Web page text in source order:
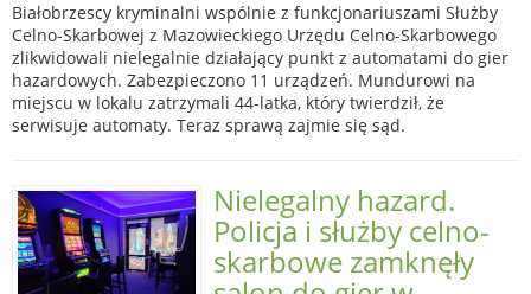
Białobrzescy kryminalni wspólnie z funkcjonariuszami Służby
Celno-Skarbowej z Mazowieckiego Urzędu Celno-Skarbowego
zlikwidowali nielegalnie działający punkt z automatami do gier
hazardowych. Zabezpieczono 11 urządzeń. Mundurowi na
miejscu w lokalu zatrzymali 44-latka, który twierdził, że
serwisuje automaty. Teraz sprawą zajmie się sąd.
Nielegalny hazard.
Policja i służby celno-
skarbowe zamknęły